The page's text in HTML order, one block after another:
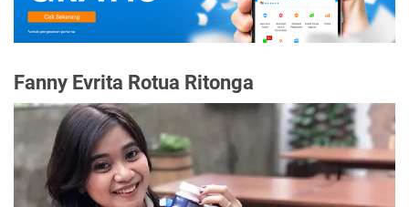
Fanny Evrita Rotua Ritonga